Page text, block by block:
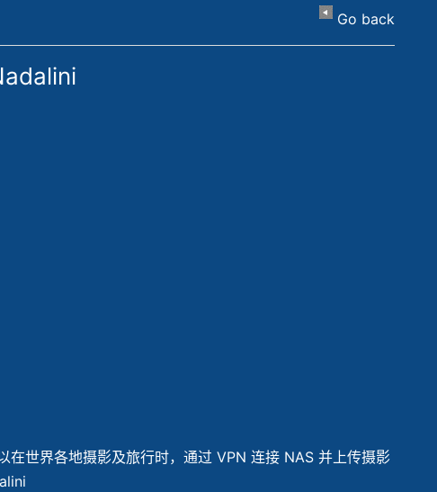
Go back
在世界各地摄影及旅行时，通过 VPN 连接 NAS 并上传摄影